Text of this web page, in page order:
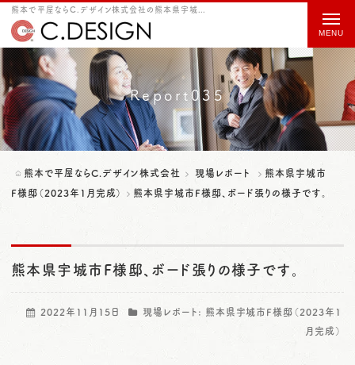
熊本で平屋ならC.デザイン株式会社の熊本県宇城市F様邸、ボード張りの様子です。をご紹介
Report035
熊本で平屋ならC.デザイン株式会社 現場レポート
熊本県宇城市
F様邸（2023年1月完成）
熊本県宇城市F様邸、ボード張りの様子です。
熊本県宇城市F様邸、ボード張りの様子です。
2022年11月15日 現場レポート: 熊本県宇城市F様邸（2023年1
月完成）
t
o
g
g
l
e
a
t